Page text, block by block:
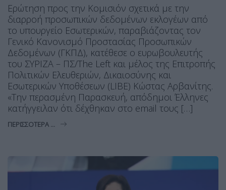
Ερώτηση προς την Κομισιόν σχετικά με την
διαρροή προσωπικών δεδομένων εκλογέων από
το υπουργείο Εσωτερικών, παραβιάζοντας τον
Γενικό Κανονισμό Προστασίας Προσωπικών
Δεδομένων (ΓΚΠΔ), κατέθεσε ο ευρωβουλευτής
του ΣΥΡΙΖΑ – ΠΣ/The Left και μέλος της Επιτροπής
Πολιτικών Ελευθεριών, Δικαιοσύνης και
Εσωτερικών Υποθέσεων (LIBE) Κώστας Αρβανίτης.
«Την περασμένη Παρασκευή, απόδημοι Έλληνες
κατήγγειλαν ότι δέχθηκαν στο email τους […]
ΠΕΡΙΣΣΌΤΕΡΑ ...